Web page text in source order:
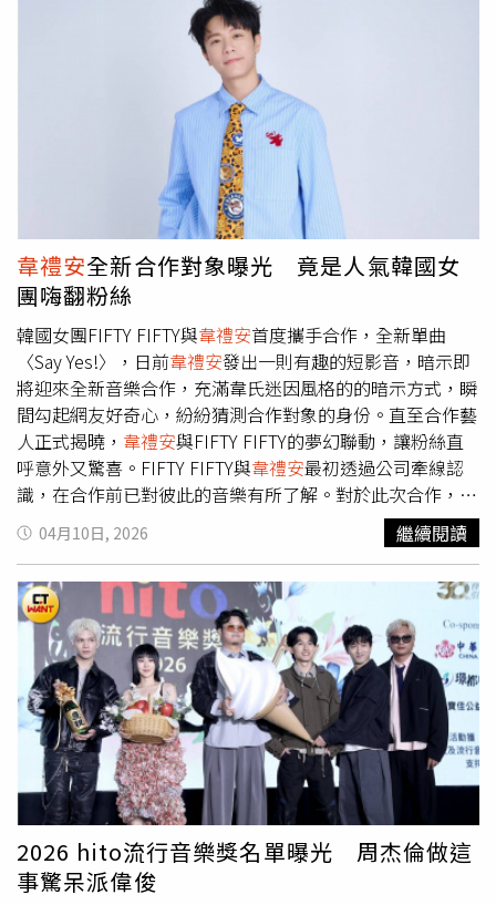
強臨場反應。另一組跨界焦點則是李竺芯與葛仲珊的首次合
作。兩人風格截然不同，卻同樣擁有不受框架限制的創作精
神。葛仲珊笑稱李竺芯「聲音成熟卻帶點 child-like 的天
真」，李竺芯則形容葛仲珊是「酷酷但很溫暖的人」。兩人
也預告將重新編曲彼此作品，以意想不到方式穿插演出，李
竺芯更幽默形容：「香上加香，保證更好吃！」日本全能創
作歌手Ayumu Imazu將首度來台演出，登上《第21屆
KKBOX風雲榜演唱會》。（圖／KKBOX提供）以〈過了幾
天〉成為新世代K歌神曲的郭家瑋與DIOR大穎，也將迎來
「攻蛋」初體驗。兩人透露籌備方式相當隨興，僅靠一通電
話開線上會議便完成討論。面對粉絲頻頻敲碗「情歌
CP」，兩人則異口同聲表示只是「好哥兒們」，大穎更笑
虧郭家瑋「10句有9句在練肖話」。此外，日本全能創作歌
手Ayumu Imazu也將首度來台演出，預告除了帶來新專輯歌
曲，更會大秀招牌舞蹈實力。而全員退伍的Ozone也將以完
整體回歸風雲榜舞台，成員們即便服役期間，仍持續線上討
論演出內容，期待用升級版舞台與全新歌曲，帶給歌迷最炸
裂的演出體驗。
韋禮安全新合作對象曝光 竟是人氣韓國女
團嗨翻粉絲
韓國女團FIFTY FIFTY與韋禮安首度攜手合作，全新單曲
〈Say Yes!〉，日前韋禮安發出一則有趣的短影音，暗示即
將迎來全新音樂合作，充滿韋氏迷因風格的的暗示方式，瞬
間勾起網友好奇心，紛紛猜測合作對象的身份。直至合作藝
人正式揭曉， 韋禮安與FIFTY FIFTY的夢幻聯動，讓粉絲直
呼意外又驚喜。FIFTY FIFTY與韋禮安最初透過公司牽線認
識，在合作前已對彼此的音樂有所了解。對於此次合作， 韋
禮安 表示感到相當開心與期待，「自己已有一段時間沒有演
唱如此甜的作品，這次的合作是一次相當新鮮且愉快的嘗
試。」本次合作延續了FIFTY FIFTY一貫清新甜美的音樂風
格，由韓國製作團隊操刀完成，整體製作延續韓系流行音樂
在旋律與編曲上的精緻度，並融合跨市場合作的特色，推出
中英文兩版。FIFTY FIFTY與韋禮安夢幻聯動。（圖／索尼
音樂提供）〈Say Yes!〉以清新治癒的旋律為基底，從心跳
加速的初見場景切入，層層遞進至勇敢告白的瞬間，每一段
旋律都在呼應那句最令人心動的回應。歌曲不僅是一份等待
答案的深情告白，更是一場「心動頻率交換」的雙向確認。
韋禮安溫柔細膩的聲線，與FIFTY FIFTY清甜靈動的嗓音完
美契合，將曖昧拉扯的忐忑、雙向奔赴的甜蜜唱到極致，完
成從忐忑期待到勇敢確定的情感蛻變。
04月10日, 2026 繼續閱讀
2026 hito流行音樂獎名單曝光 周杰倫做這
事驚呆派偉俊